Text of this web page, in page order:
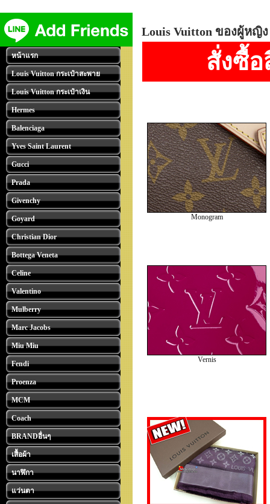
หน้าแรก
Louis Vuitton กระเป๋าสะพาย
Louis Vuitton กระเป๋าเงิน
Hermes
Balenciaga
Yves Saint Laurent
Gucci
Prada
Givenchy
Goyard
Christian Dior
Bottega Veneta
Celine
Valentino
Mulberry
Marc Jacobs
Miu Miu
Fendi
Proenza
MCM
Coach
BRANDอื่นๆ
เสื้อผ้า
นาฬิกา
แว่นตา
Louis Vuitton ของผู้หญิง
สั่งซื้อ
Monogram
Vernis